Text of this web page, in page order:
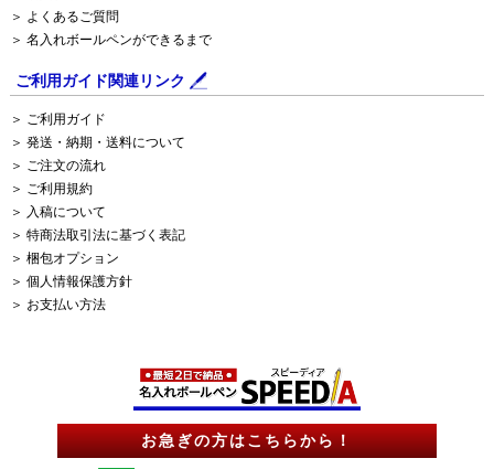
お急ぎの方はこちらから！
＞ よくあるご質問
＞ 名入れボールペンができるまで
ご利用ガイド関連リンク
＞ ご利用ガイド
＞ 発送・納期・送料について
＞ ご注文の流れ
＞ ご利用規約
＞ 入稿について
＞ 特商法取引法に基づく表記
＞ 梱包オプション
＞ 個人情報保護方針
＞ お支払い方法